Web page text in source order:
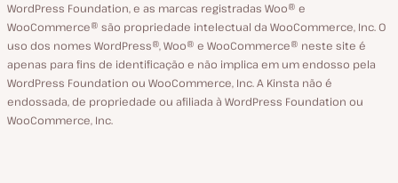
WordPress Foundation, e as marcas registradas Woo® e
WooCommerce® são propriedade intelectual da WooCommerce, Inc. O
uso dos nomes WordPress®, Woo® e WooCommerce® neste site é
apenas para fins de identificação e não implica em um endosso pela
WordPress Foundation ou WooCommerce, Inc. A Kinsta não é
endossada, de propriedade ou afiliada à WordPress Foundation ou
WooCommerce, Inc.